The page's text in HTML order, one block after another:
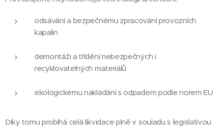
odsávání a bezpečnému zpracování provozních
kapalin
demontáži a třídění nebezpečných i
recyklovatelných materiálů
ekologickému nakládání s odpadem podle norem EU
Díky tomu probíhá celá likvidace plně v souladu s legislativou